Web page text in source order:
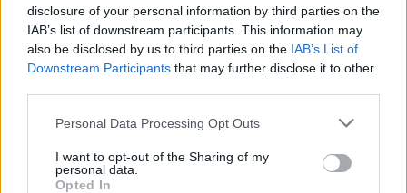
disclosure of your personal information by third parties on the
IAB’s list of downstream participants. This information may
also be disclosed by us to third parties on the IAB’s List of
Downstream Participants that may further disclose it to other
Personal Data Processing Opt Outs
I want to opt-out of the Sharing of my
personal data.
Opted In